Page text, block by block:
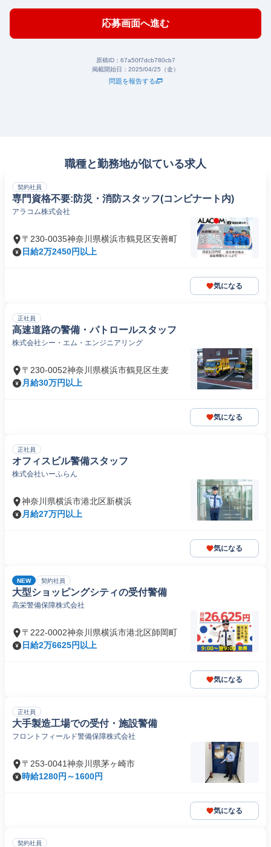
応募画面へ進む
原稿ID： 67a50f7dcb780cb7
掲載開始日： 2025/04/25（金）
問題を報告する
職種と勤務地が似ている求人
契約社員
専門資格不要:防災・消防スタッフ(コンビナート内)
アラコム株式会社
〒230-0035神奈川県横浜市鶴見区安善町
日給2万2450円以上
気になる
正社員
高速道路の警備・パトロールスタッフ
株式会社シー・エム・エンジニアリング
〒230-0052神奈川県横浜市鶴見区生麦
月給30万円以上
気になる
正社員
オフィスビル警備スタッフ
株式会社いーふらん
神奈川県横浜市港北区新横浜
月給27万円以上
気になる
NEW 契約社員
大型ショッピングシティの受付警備
高栄警備保障株式会社
〒222-0002神奈川県横浜市港北区師岡町
日給2万6625円以上
気になる
正社員
大手製造工場での受付・施設警備
フロントフィールド警備保障株式会社
〒253-0041神奈川県茅ヶ崎市
時給1280円～1600円
気になる
契約社員